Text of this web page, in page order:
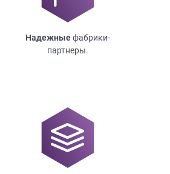
Надежныефабрики-
партнеры.